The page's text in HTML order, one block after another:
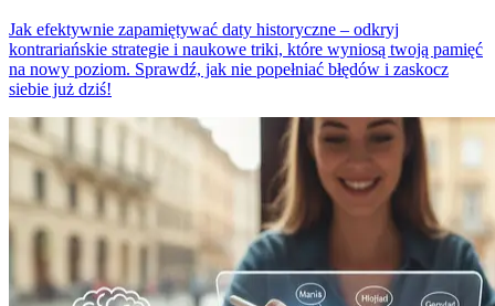
Jak efektywnie zapamiętywać daty historyczne – odkryj
kontrariańskie strategie i naukowe triki, które wyniosą twoją pamięć
na nowy poziom. Sprawdź, jak nie popełniać błędów i zaskocz
siebie już dziś!